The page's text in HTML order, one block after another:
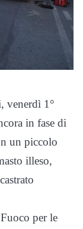
venerdì 1°
in fase di
un piccolo
illeso,
per le